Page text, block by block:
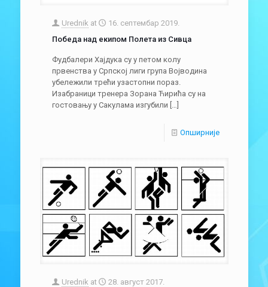
Urednik at
16. септембар 2019.
Победа над екипом Полета из Сивца
Фудбалери Хајдука су у петом колу
првенства у Српској лиги група Војводина
убележили трећи узастопни пораз.
Изабраници тренера Зорана Ћирића су на
гостовању у Сакулама изгубили […]
Опширније
Urednik at
28. август 2017.